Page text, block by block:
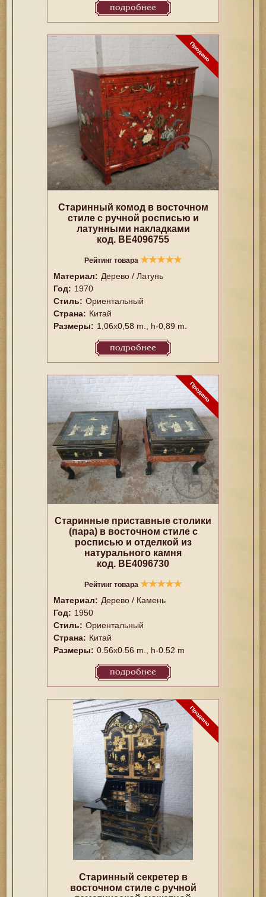
подробнее
Старинный комод в восточном
стиле с ручной росписью и
латунными накладками
код. BE4096755
Рейтинг товара ★★★★★
Материал: Дерево / Латунь
Год: 1970
Стиль: Ориентальный
Страна: Китай
Размеры: 1,06x0,58 m., h-0,89 m.
подробнее
Старинные приставные столики
(пара) в восточном стиле с
росписью и отделкой из
натурального камня
код. BE4096730
Рейтинг товара ★★★★★
Материал: Дерево / Камень
Год: 1950
Стиль: Ориентальный
Страна: Китай
Размеры: 0.56x0.56 m., h-0.52 m
подробнее
Старинный секретер в
восточном стиле с ручной